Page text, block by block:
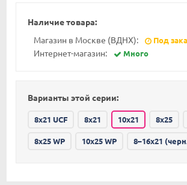
Наличие товара:
Магазин в Москве (ВДНХ):
Под
Интернет-магазин: Много
Варианты этой серии:
8x21 UCF 8x21 10x21 8x25
8x25 WP 10x25 WP 8–16x21